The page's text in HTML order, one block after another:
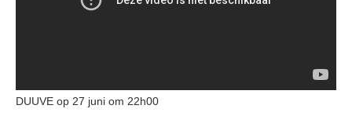
DUUVE op 27 juni om 22h00